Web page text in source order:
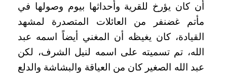
أن كان يؤرخ للقرية وأحداثها بيوم وصولها في
مأتم غضنفر من العائلات المتصدرة لمشهد
القيادة، كان يغيظه أن المغني أيضاً اسمه عبد
الله، تم تسميته على اسمه لنيل الشرف، لكن
عبد الله الصغير كان من العياقة والبشاشة والدلع